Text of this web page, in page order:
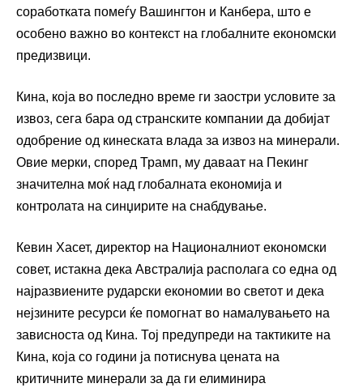
соработката помеѓу Вашингтон и Канбера, што е
особено важно во контекст на глобалните економски
предизвици.
Кина, која во последно време ги заостри условите за
извоз, сега бара од странските компании да добијат
одобрение од кинеската влада за извоз на минерали.
Овие мерки, според Трамп, му даваат на Пекинг
значителна моќ над глобалната економија и
контролата на синџирите на снабдување.
Кевин Хасет, директор на Националниот економски
совет, истакна дека Австралија располага со една од
најразвиените рударски економии во светот и дека
нејзините ресурси ќе помогнат во намалувањето на
зависноста од Кина. Тој предупреди на тактиките на
Кина, која со години ја потиснува цената на
критичните минерали за да ги елиминира